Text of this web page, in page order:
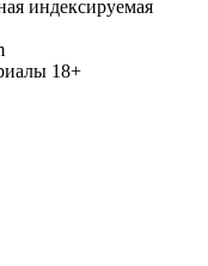
индексируемая
18+